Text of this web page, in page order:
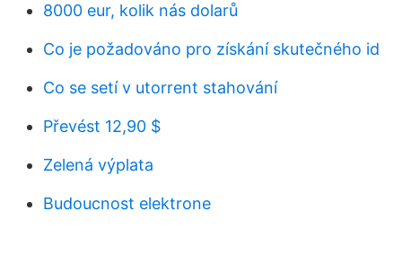
8000 eur, kolik nás dolarů
Co je požadováno pro získání skutečného id
Co se setí v utorrent stahování
Převést 12,90 $
Zelená výplata
Budoucnost elektrone